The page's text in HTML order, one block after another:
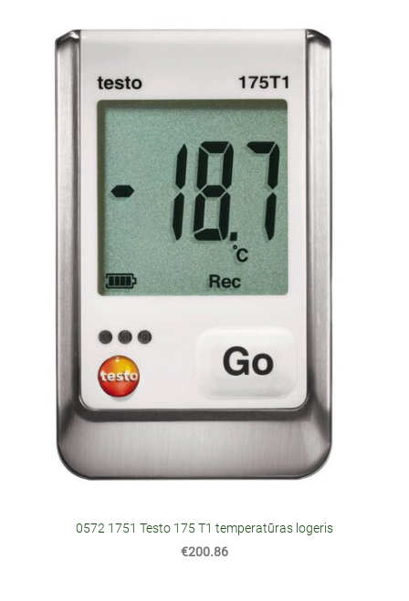
0572 1751 Testo 175 T1 temperatūras logeris
€200.86